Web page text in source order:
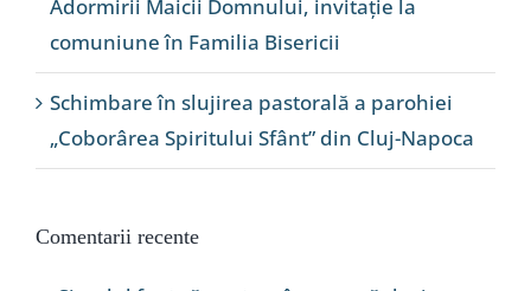
Adormirii Maicii Domnului, invitație la
comuniune în Familia Bisericii
Schimbare în slujirea pastorală a parohiei
„Coborârea Spiritului Sfânt” din Cluj-Napoca
Comentarii recente